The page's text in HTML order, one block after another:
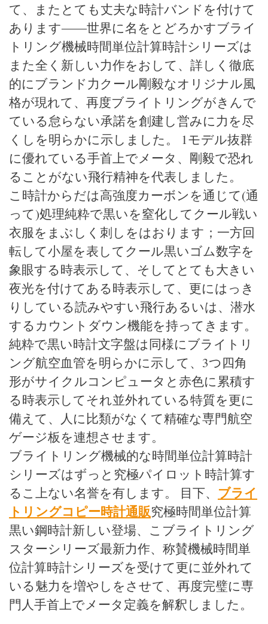
て、またとても丈夫な時計バンドを付けて
あります――世界に名をとどろかすブライ
トリング機械時間単位計算時計シリーズは
また全く新しい力作をおして、詳しく徹底
的にブランド力クール剛毅なオリジナル風
格が現れて、再度ブライトリングがきんで
ている怠らない承諾を創建し営みに力を尽
くしを明らかに示しました。 1モデル抜群
に優れている手首上でメータ、剛毅で恐れ
ることがない飛行精神を代表しました。
こ時計からだは高強度カーボンを通じて(通
って)処理純粋で黒いを窒化してクール戦い
衣服をまぶしく刺しをはおります；一方回
転して小屋を表してクール黒いゴム数字を
象眼する時表示して、そしてとても大きい
夜光を付けてある時表示して、更にはっき
りしている読みやすい飛行あるいは、潜水
するカウントダウン機能を持ってきます。
純粋で黒い時計文字盤は同様にブライトリ
ング航空血管を明らかに示して、3つ四角
形がサイクルコンピュータと赤色に累積す
る時表示してそれ並外れている特質を更に
備えて、人に比類がなくて精確な専門航空
ゲージ板を連想させます。
ブライトリング機械的な時間単位計算時計
シリーズはずっと究極パイロット時計算す
るこ上ない名誉を有します。 目下、 ブライ
トリングコピー時計通販究極時間単位計算
黒い鋼時計新しい登場、こブライトリング
スターシリーズ最新力作、称賛機械時間単
位計算時計シリーズを受けて更に並外れて
いる魅力を増やしをさせて、再度完璧に専
門人手首上でメータ定義を解釈しました。